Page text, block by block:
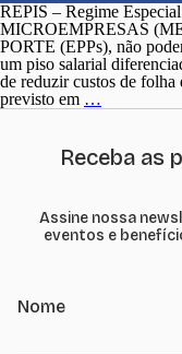
REPIS – Regime
MICROEMPRESAS
PORTE (EPPs), não
um piso salarial
de reduzir custos de folha
previsto em …
Receba as
Assine nossa
eventos e
Nome